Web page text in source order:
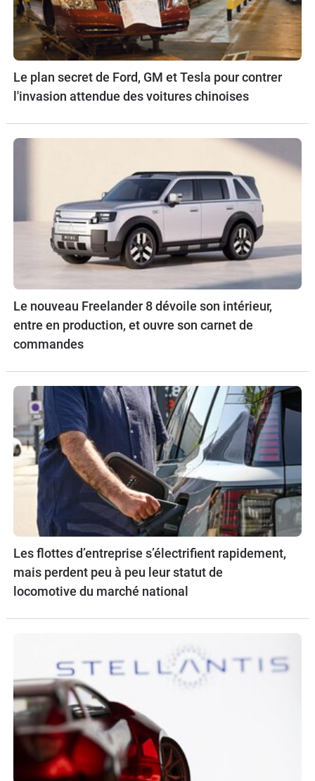
Le plan secret de Ford, GM et Tesla pour contrer
l'invasion attendue des voitures chinoises
Le nouveau Freelander 8 dévoile son intérieur,
entre en production, et ouvre son carnet de
commandes
Les flottes d’entreprise s’électrifient rapidement,
mais perdent peu à peu leur statut de
locomotive du marché national